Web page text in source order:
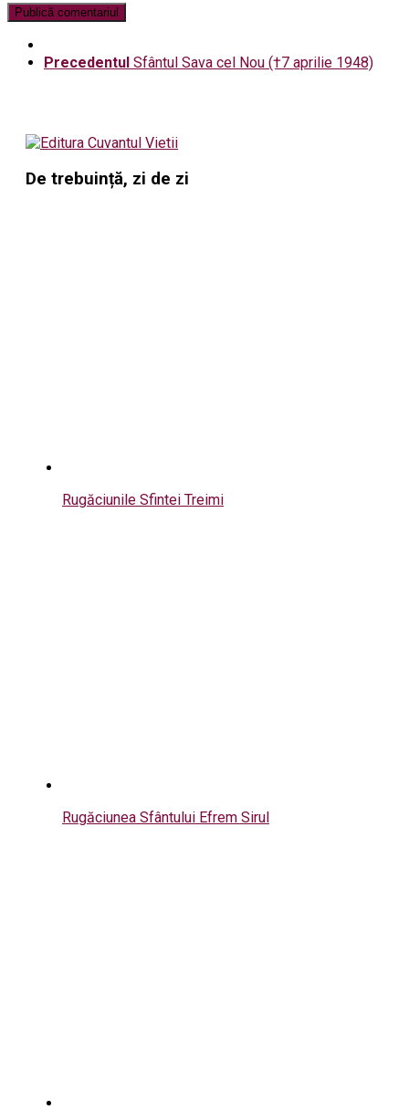
Precedentul Sfântul Sava cel Nou (†7 aprilie 1948)
De trebuință, zi de zi
Rugăciunile Sfintei Treimi
Rugăciunea Sfântului Efrem Sirul